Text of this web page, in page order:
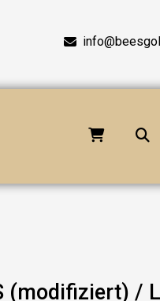
(modifiziert) /